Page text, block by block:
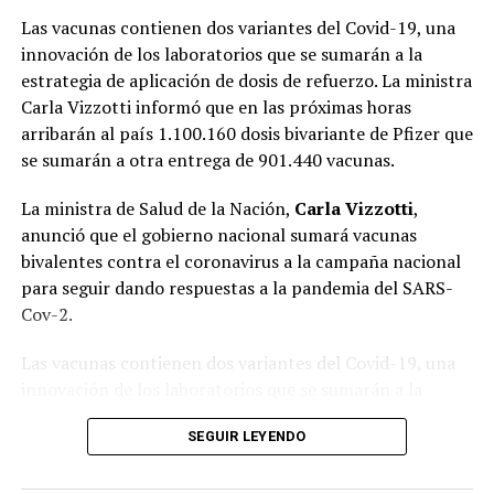
Las vacunas contienen dos variantes del Covid-19, una
innovación de los laboratorios que se sumarán a la
estrategia de aplicación de dosis de refuerzo. La ministra
Carla Vizzotti informó que en las próximas horas
arribarán al país 1.100.160 dosis bivariante de Pfizer que
se sumarán a otra entrega de 901.440 vacunas.
La ministra de Salud de la Nación, Carla Vizzotti,
anunció que el gobierno nacional sumará vacunas
bivalentes contra el coronavirus a la campaña nacional
para seguir dando respuestas a la pandemia del SARS-
Cov-2.
Las vacunas contienen dos variantes del Covid-19, una
estrategia de aplicación de dosis de refuerzo. La titular
de la cartera sanitaria informó que en las próximas
SEGUIR LEYENDO